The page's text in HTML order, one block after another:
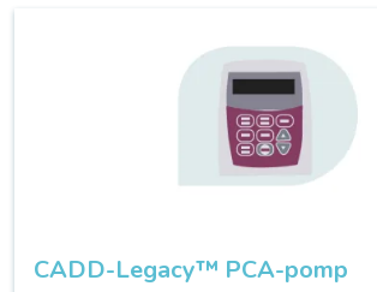
CADD-Legacy™ PCA-pomp